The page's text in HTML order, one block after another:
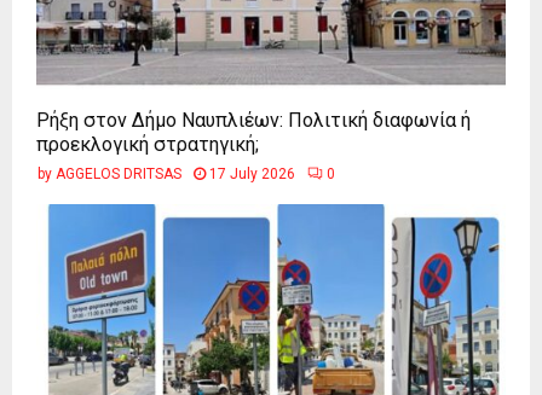
Ρήξη στον Δήμο Ναυπλιέων: Πολιτική διαφωνία ή
προεκλογική στρατηγική;
by AGGELOS DRITSAS 17 July 2026 0